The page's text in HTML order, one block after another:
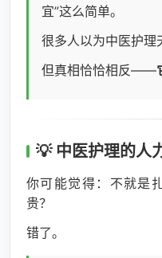
宜”这么简单。
很多人以为中医护理
但真相恰恰相反——
💡 中医护理的人
你可能觉得：不就是
贵？
错了。